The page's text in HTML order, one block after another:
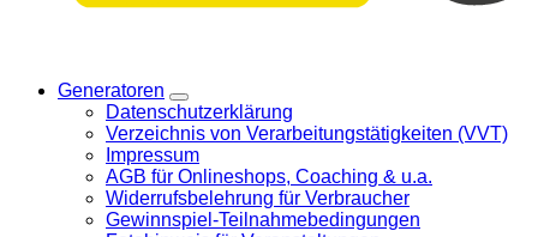
Generatoren
Datenschutzerklärung
Verzeichnis von Verarbeitungstätigkeiten (VVT)
Impressum
AGB für Onlineshops, Coaching & u.a.
Widerrufsbelehrung für Verbraucher
Gewinnspiel-Teilnahmebedingungen